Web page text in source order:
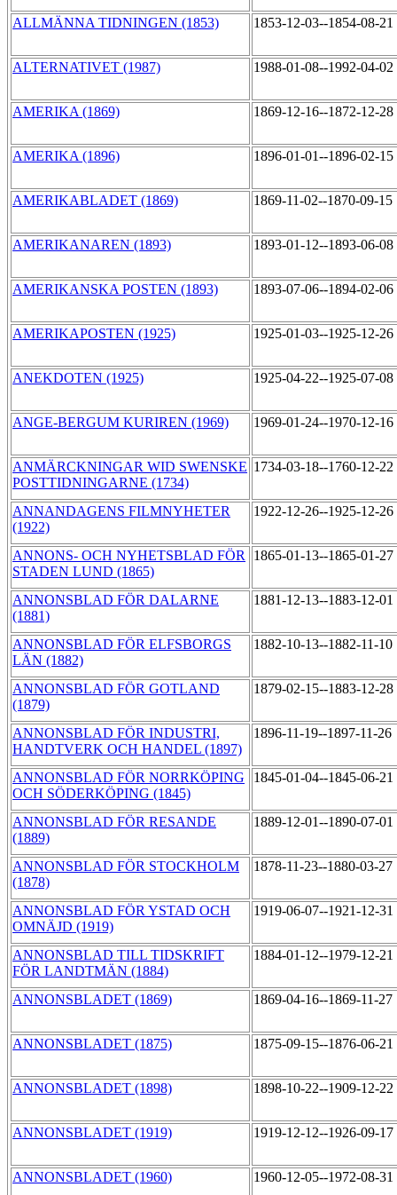
ALLMÄNNA TIDNINGEN (1853) 1853-12-03--1854-08-21
ALTERNATIVET (1987) 1988-01-08--1992-04-02
AMERIKA (1869) 1869-12-16--1872-12-28
AMERIKA (1896) 1896-01-01--1896-02-15
AMERIKABLADET (1869) 1869-11-02--1870-09-15
AMERIKANAREN (1893) 1893-01-12--1893-06-08
AMERIKANSKA POSTEN (1893) 1893-07-06--1894-02-06
AMERIKAPOSTEN (1925) 1925-01-03--1925-12-26
ANEKDOTEN (1925) 1925-04-22--1925-07-08
ANGE-BERGUM KURIREN (1969) 1969-01-24--1970-12-16
ANMÄRCKNINGAR WID SWENSKE
POSTTIDNINGARNE (1734)
1734-03-18--1760-12-22
ANNANDAGENS FILMNYHETER
(1922)
1922-12-26--1925-12-26
ANNONS- OCH NYHETSBLAD FÖR
STADEN LUND (1865)
1865-01-13--1865-01-27
ANNONSBLAD FÖR DALARNE
(1881)
1881-12-13--1883-12-01
ANNONSBLAD FÖR ELFSBORGS
LÄN (1882)
1882-10-13--1882-11-10
ANNONSBLAD FÖR GOTLAND
(1879)
1879-02-15--1883-12-28
ANNONSBLAD FÖR INDUSTRI,
HANDTVERK OCH HANDEL (1897)
1896-11-19--1897-11-26
ANNONSBLAD FÖR NORRKÖPING
OCH SÖDERKÖPING (1845)
1845-01-04--1845-06-21
ANNONSBLAD FÖR RESANDE
(1889)
1889-12-01--1890-07-01
ANNONSBLAD FÖR STOCKHOLM
(1878)
1878-11-23--1880-03-27
ANNONSBLAD FÖR YSTAD OCH
OMNÄJD (1919)
1919-06-07--1921-12-31
ANNONSBLAD TILL TIDSKRIFT
FÖR LANDTMÄN (1884)
1884-01-12--1979-12-21
ANNONSBLADET (1869) 1869-04-16--1869-11-27
ANNONSBLADET (1875) 1875-09-15--1876-06-21
ANNONSBLADET (1898) 1898-10-22--1909-12-22
ANNONSBLADET (1919) 1919-12-12--1926-09-17
ANNONSBLADET (1960) 1960-12-05--1972-08-31